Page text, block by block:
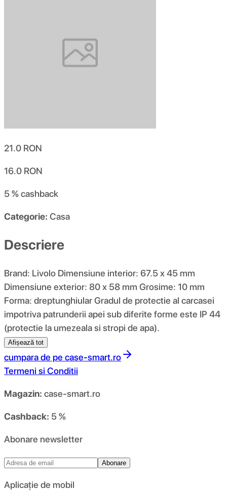
21.0 RON
16.0 RON
5 %cashback
Categorie: Casa
Descriere
Brand: Livolo Dimensiune interior: 67.5 x 45 mm
Dimensiune exterior: 80 x 58 mm Grosime: 10 mm
Forma: dreptunghiular Gradul de protectie al carcasei
impotriva patrunderii apei sub diferite forme este IP 44
(protectie la umezeala si stropi de apa).
Afișează tot
cumpara de pe case-smart.ro
Termeni si Conditii
Magazin: case-smart.ro
Cashback: 5 %
Abonare newsletter
Abonare
Aplicație de mobil